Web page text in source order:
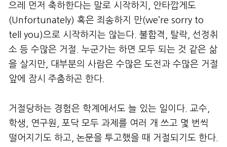
으레 먼저 축하한다는 말로 시작하지, 안타깝게도
(Unfortunately) 혹은 죄송하지 만(we’re sorry to
tell you)으로 시작하지는 않는다. 불합격, 탈락, 선정취
소 등 수많은 거절. 누군가는 하면 모두 되는 것 같은 삶
을 살지만, 대부분의 사람은 수많은 도전과 수많은 거절
앞에 잠시 주춤하곤 한다.
거절당하는 경험은 학계에서도 늘 있는 일이다. 교수,
학생, 연구원, 포닥 모두 과제를 여러 개 쓰고 몇 번씩
떨어지기도 하고, 논문을 투고했을 때 거절되기도 한다.